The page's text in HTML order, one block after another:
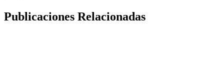
Publicaciones Relacionadas